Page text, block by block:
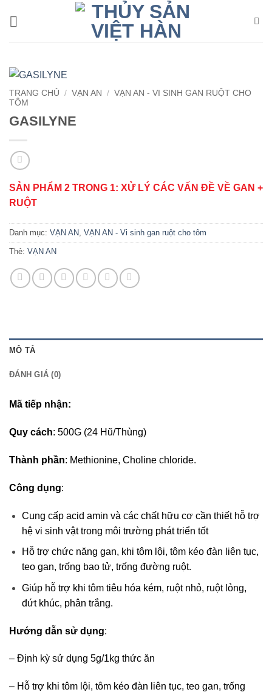
TRANG CHỦ / VẠN AN / VẠN AN - VI SINH GAN RUỘT CHO
TÔM
GASILYNE
SẢN PHẨM 2 TRONG 1: XỬ LÝ CÁC VẤN ĐỀ VỀ GAN +
RUỘT
Danh mục: VẠN AN VẠN AN - Vi sinh gan ruột cho tôm
Thẻ: VẠN AN
MÔ TẢ
ĐÁNH GIÁ (0)
Mã tiếp nhận:
Quy cách: 500G (24 Hũ/Thùng)
Thành phần: Methionine, Choline chloride.
Công dụng:
Cung cấp acid amin và các chất hữu cơ cần thiết hỗ trợ
hệ vi sinh vật trong môi trường phát triển tốt
Hỗ trợ chức năng gan, khi tôm lội, tôm kéo đàn liên tục,
teo gan, trống bao tử, trống đường ruột.
Giúp hỗ trợ khi tôm tiêu hóa kém, ruột nhỏ, ruột lỏng,
đứt khúc, phân trắng.
Hướng dẫn sử dụng:
– Định kỳ sử dụng 5g/1kg thức ăn
– Hỗ trợ khi tôm lội, tôm kéo đàn liên tục, teo gan, trống